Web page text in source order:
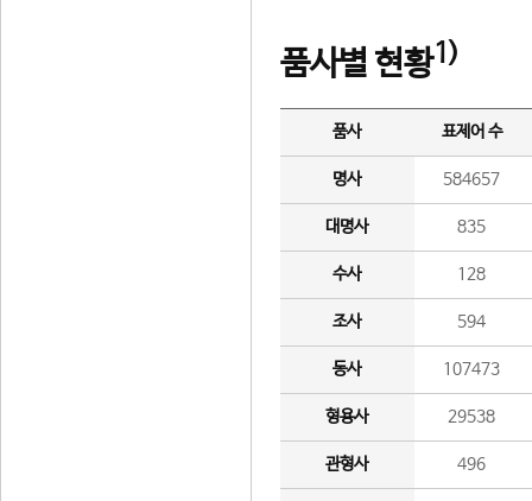
품사별 현황1)
품사 표제어 수
명사 584657
대명사 835
수사 128
조사 594
동사 107473
형용사 29538
관형사 496